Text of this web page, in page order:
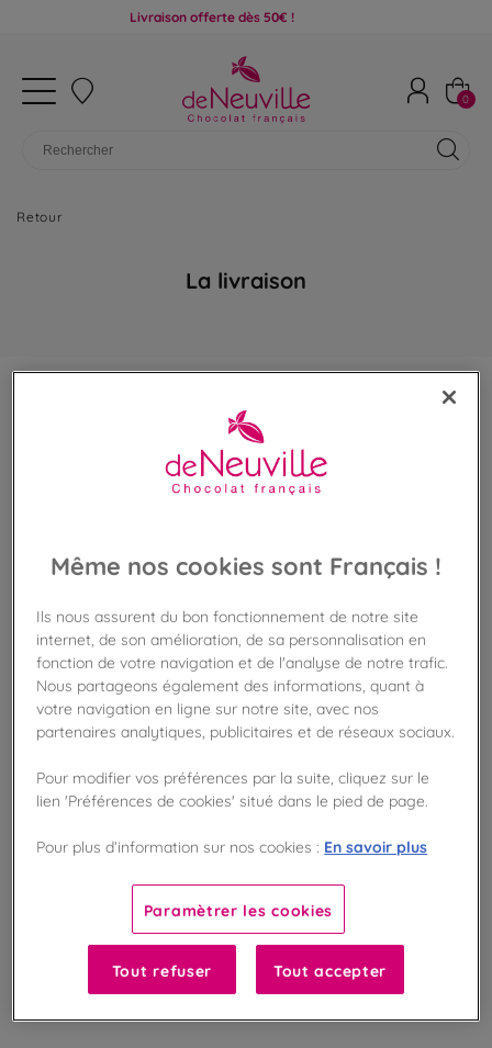
Livraison offerte dès 50€ !
0
Retour
La livraison
ZONE DE LIVRAISON
Les livraisons sont uniquement possibles en France
Les tarifs de livraison sont fixes quelque soit le poids de la
commande. Ils dépendent du délai de livraison demandé par le
client .
Pour une livraison par Chronopost (choix du jour de livraison) :
9,70 €.
Pour une livraison par Colissimo expert : 9,00 €.
(samedi et dimanche exclus).
Pour une livraison Chronopost, le premier jour de livraison
parmi les dates proposées par De Neuville.
Pour une livraison Colissimo, le délai de livraison peut varier de
48 à 72h (excluant le samedi et le dimanche) après l'expédition.
Même nos cookies sont Français !
Ils nous assurent du bon fonctionnement de notre site
internet, de son amélioration, de sa personnalisation en
fonction de votre navigation et de l'analyse de notre trafic.
Nous partageons également des informations, quant à
votre navigation en ligne sur notre site, avec nos
partenaires analytiques, publicitaires et de réseaux sociaux.
Pour modifier vos préférences par la suite, cliquez sur le
lien 'Préférences de cookies' situé dans le pied de page.
Pour plus d’information sur nos cookies : En savoir plus
Paramètrer les cookies
Tout refuser Tout accepter